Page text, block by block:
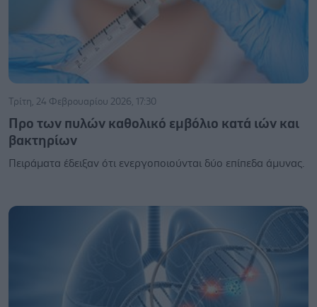
Τρίτη, 24 Φεβρουαρίου 2026, 17:30
Προ των πυλών καθολικό εμβόλιο κατά ιών και
βακτηρίων
Πειράματα έδειξαν ότι ενεργοποιούνται δύο επίπεδα άμυνας.